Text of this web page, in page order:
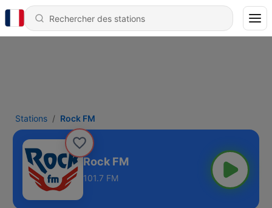
Stations Rock FM
Rock FM
101.7 FM